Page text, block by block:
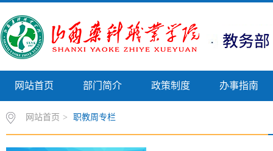
网站首页 部门简介 政策制度 办事指南
网站首页 > 职教周专栏